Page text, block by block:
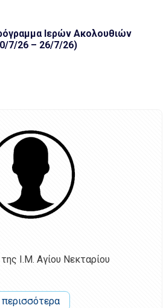
Ιερών Ακολουθιών
7/26 – 26/7/26)
Ι.Μ. Αγίου Νεκταρίου
περισσότερα